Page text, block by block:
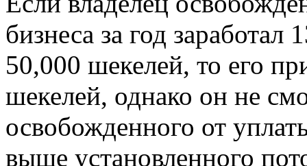
бизнеса за год
50,000 шекелей, то его
шекелей, однако он не
освобожденного от